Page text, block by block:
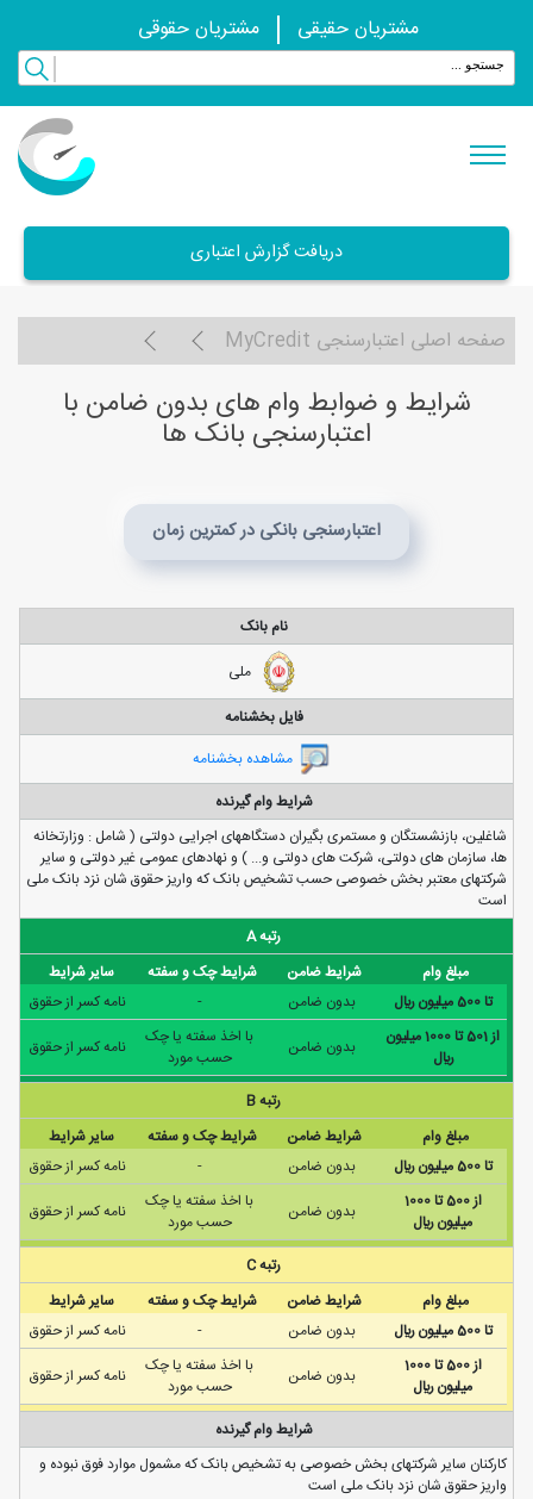
مشتریان حقیقی مشتریان حقوقی
دریافت گزارش اعتباری
صفحه اصلی اعتبارسنجی MyCredit
شرایط و ضوابط وام های بدون ضامن با
اعتبارسنجی بانک ها
اعتبارسنجی بانکی در کمترین زمان
نام بانک
ملی
فایل بخشنامه
مشاهده بخشنامه
شرایط وام گیرنده
شاغلين، بازنشستگان و مستمری بگيران دستگاههای اجرايی دولتی ( شامل : وزارتخانه
ها، سازمان های دولتی، شرکت های دولتی و... ) و نهادهای عمومی غير دولتی و ساير
شرکتهای معتبر بخش خصوصی حسب تشخيص بانک که واريز حقوق شان نزد بانک ملی
است
رتبه A
مبلغ وام
شرایط ضامن شرایط چک و سفته
سایر شرایط
بدون ضامن
نامه كسر از حقوق
از 501 تا 1000 ميليون
ريال
بدون ضامن
با اخذ سفته يا چک
حسب مورد
نامه كسر از حقوق
رتبه B
مبلغ وام
شرایط ضامن شرایط چک و سفته
سایر شرایط
بدون ضامن
نامه كسر از حقوق
از 500 تا 1000
ميليون ريال
بدون ضامن
با اخذ سفته يا چک
حسب مورد
نامه كسر از حقوق
رتبه C
مبلغ وام
شرایط ضامن شرایط چک و سفته
سایر شرایط
بدون ضامن
نامه كسر از حقوق
از 500 تا 1000
ميليون ريال
بدون ضامن
با اخذ سفته يا چک
حسب مورد
نامه كسر از حقوق
شرایط وام گیرنده
کارکنان ساير شرکتهای بخش خصوصی به تشخيص بانک که مشمول موارد فوق نبوده و
واريز حقوق شان نزد بانک ملی است